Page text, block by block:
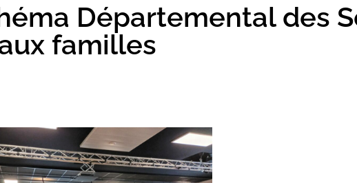
Départemental des
familles